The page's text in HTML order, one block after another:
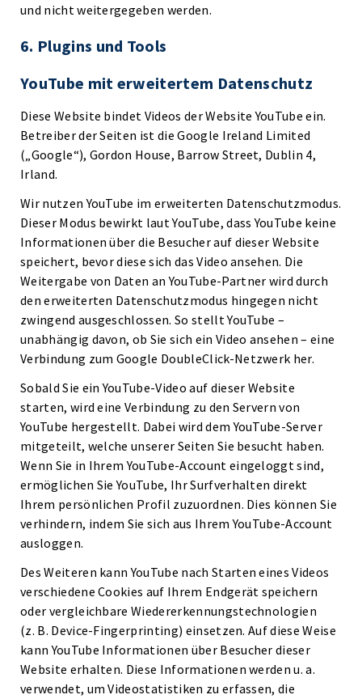
und nicht weitergegeben werden.
6. Plugins und Tools
YouTube mit erweitertem Datenschutz
Diese Website bindet Videos der Website YouTube ein.
Betreiber der Seiten ist die Google Ireland Limited
(„Google“), Gordon House, Barrow Street, Dublin 4,
Irland.
Wir nutzen YouTube im erweiterten Datenschutzmodus.
Dieser Modus bewirkt laut YouTube, dass YouTube keine
Informationen über die Besucher auf dieser Website
speichert, bevor diese sich das Video ansehen. Die
Weitergabe von Daten an YouTube-Partner wird durch
den erweiterten Datenschutzmodus hingegen nicht
zwingend ausgeschlossen. So stellt YouTube –
unabhängig davon, ob Sie sich ein Video ansehen – eine
Verbindung zum Google DoubleClick-Netzwerk her.
Sobald Sie ein YouTube-Video auf dieser Website
starten, wird eine Verbindung zu den Servern von
YouTube hergestellt. Dabei wird dem YouTube-Server
mitgeteilt, welche unserer Seiten Sie besucht haben.
Wenn Sie in Ihrem YouTube-Account eingeloggt sind,
ermöglichen Sie YouTube, Ihr Surfverhalten direkt
Ihrem persönlichen Profil zuzuordnen. Dies können Sie
verhindern, indem Sie sich aus Ihrem YouTube-Account
ausloggen.
Des Weiteren kann YouTube nach Starten eines Videos
verschiedene Cookies auf Ihrem Endgerät speichern
oder vergleichbare Wiedererkennungstechnologien
(z. B. Device-Fingerprinting) einsetzen. Auf diese Weise
kann YouTube Informationen über Besucher dieser
Website erhalten. Diese Informationen werden u. a.
verwendet, um Videostatistiken zu erfassen, die